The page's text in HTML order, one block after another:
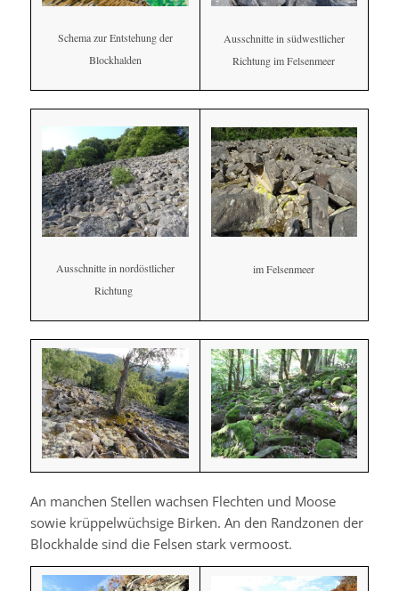
Schema zur Entstehung der
Blockhalden
Ausschnitte in südwestlicher
Richtung im Felsenmeer
Ausschnitte in nordöstlicher
Richtung
im Felsenmeer
An manchen Stellen wachsen Flechten und Moose
sowie krüppelwüchsige Birken. An den Randzonen der
Blockhalde sind die Felsen stark vermoost.